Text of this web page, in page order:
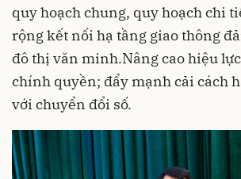
quy hoạch chung, quy hoạch chi
rộng kết nối hạ tầng giao thông
đô thị văn minh.Nâng cao hiệu
chính quyền; đẩy mạnh cải cách
với chuyển đổi số.